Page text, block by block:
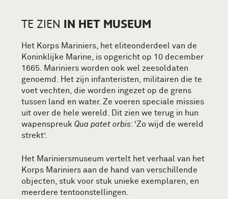
TE ZIEN IN HET MUSEUM
Het Korps Mariniers, het eliteonderdeel van de
Koninklijke Marine, is opgericht op 10 december
1665. Mariniers worden ook wel zeesoldaten
genoemd. Het zijn infanteristen, militairen die te
voet vechten, die worden ingezet op de grens
tussen land en water. Ze voeren speciale missies
uit over de hele wereld. Dit zien we terug in hun
wapenspreuk Qua patet orbis: ‘Zo wijd de wereld
strekt’.
Het Mariniersmuseum vertelt het verhaal van het
Korps Mariniers aan de hand van verschillende
objecten, stuk voor stuk unieke exemplaren, en
meerdere tentoonstellingen.